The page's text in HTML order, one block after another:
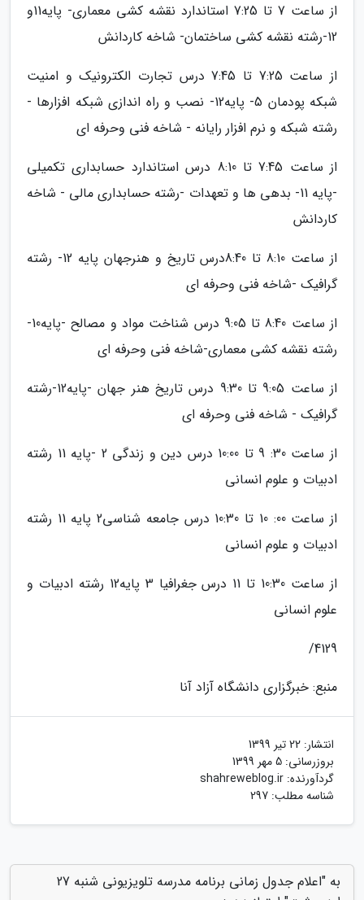
از ساعت 7 تا 7:25 استاندارد نقشه کشی معماری- پایه11و
12-رشته نقشه کشی ساختمان- شاخه کاردانش
از ساعت 7:25 تا 7:45 درس تجارت الکترونیک و امنیت
شبکه پودمان 5- پایه12- نصب و راه اندازی شبکه افزارها -
رشته شبکه و نرم افزار رایانه - شاخه فنی وحرفه ای
از ساعت 7:45 تا 8:10 درس استاندارد حسابداری تکمیلی
-پایه 11- بدهی ها و تعهدات -رشته حسابداری مالی - شاخه
کاردانش
از ساعت 8:10 تا 8:40درس تاریخ و هنرجهان پایه 12- رشته
گرافیک -شاخه فنی وحرفه ای
از ساعت 8:40 تا 9:05 درس شناخت مواد و مصالح -پایه10-
رشته نقشه کشی معماری-شاخه فنی وحرفه ای
از ساعت 9:05 تا 9:30 درس تاریخ هنر جهان -پایه12-رشته
گرافیک - شاخه فنی وحرفه ای
از ساعت 30: 9 تا 10:00 درس دین و زندگی 2 -پایه 11 رشته
ادبیات و علوم انسانی
از ساعت 00: 10 تا 10:30 درس جامعه شناسی2 پایه 11 رشته
ادبیات و علوم انسانی
از ساعت 10:30 تا 11 درس جغرافیا 3 پایه12 رشته ادبیات و
علوم انسانی
4129/
منبع: خبرگزاری دانشگاه آزاد آنا
انتشار: 22 تیر 1399
بروزرسانی: 5 مهر 1399
گردآورنده: shahreweblog.ir
شناسه مطلب: 297
به "اعلام جدول زمانی برنامه مدرسه تلویزیونی شنبه 27